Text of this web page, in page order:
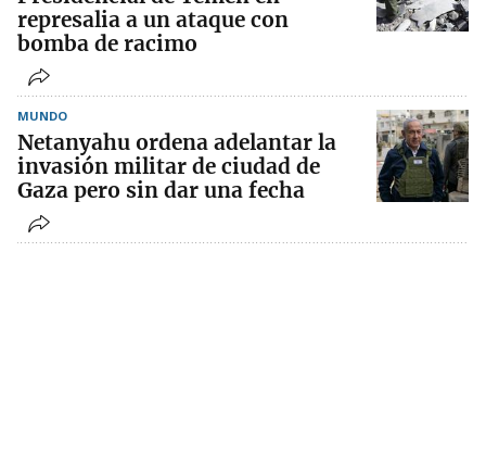
represalia a un ataque con
bomba de racimo
MUNDO
Netanyahu ordena adelantar la
invasión militar de ciudad de
Gaza pero sin dar una fecha